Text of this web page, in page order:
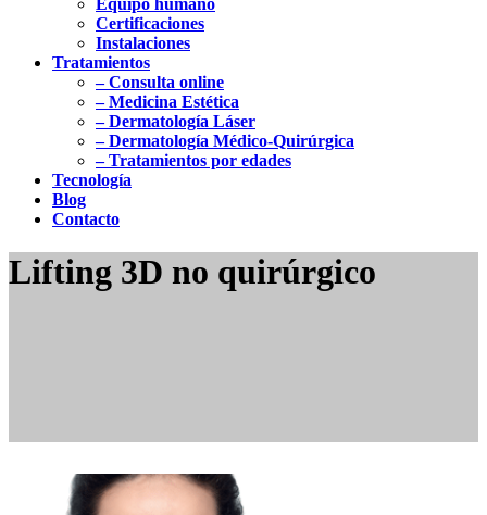
Equipo humano
Certificaciones
Instalaciones
Tratamientos
– Consulta online
– Medicina Estética
– Dermatología Láser
– Dermatología Médico-Quirúrgica
– Tratamientos por edades
Tecnología
Blog
Contacto
Lifting 3D no quirúrgico